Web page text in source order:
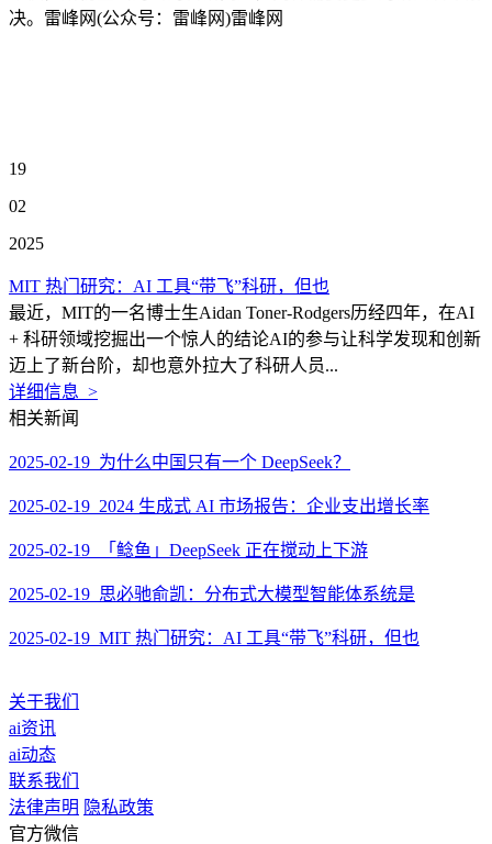
决。雷峰网(公众号：雷峰网)雷峰网
19
02
2025
MIT 热门研究：AI 工具“带飞”科研，但也
最近，MIT的一名博士生Aidan Toner-Rodgers历经四年，在AI
+ 科研领域挖掘出一个惊人的结论AI的参与让科学发现和创新
迈上了新台阶，却也意外拉大了科研人员...
详细信息 >
相关新闻
2025-02-19 为什么中国只有一个 DeepSeek？
2025-02-19 2024 生成式 AI 市场报告：企业支出增长率
2025-02-19 「鲶鱼」DeepSeek 正在搅动上下游
2025-02-19 思必驰俞凯：分布式大模型智能体系统是
2025-02-19 MIT 热门研究：AI 工具“带飞”科研，但也
关于我们
ai资讯
ai动态
联系我们
法律声明 隐私政策
官方微信